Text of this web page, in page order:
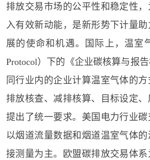
排放交易市场的公平性和稳定性
入有效新动能，是新形势下计量
展的使命和机遇。国际上，温室
Protocol）下的《企业碳核算与报
同行业内的企业计算温室气体的
排放核查、减排核算、目标设定
提出了统一要求。美国电力行业
以烟道流量数据和烟道温室气体
接测量为主。欧盟碳排放交易体